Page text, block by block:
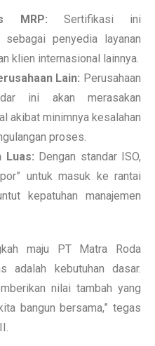
MRP: Sertifikasi ini
penyedia layanan
klien internasional lainnya.
Lain: Perusahaan
ini akan merasakan
akibat minimnya kesalahan
proses.
Luas: Dengan standar ISO,
untuk masuk ke rantai
kepatuhan manajemen
maju PT Matra Roda
adalah kebutuhan dasar.
nilai tambah yang
bangun bersama,” tegas